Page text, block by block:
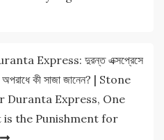
Express: দুরন্ত এক্সপ্রেসে
কী সাজা জানেন? | Stone
Duranta Express, One
is the Punishment for